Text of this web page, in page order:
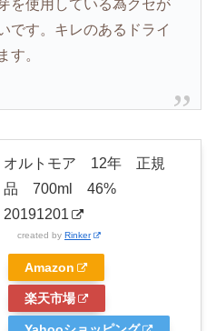
を使用している為クセが
です。キレのあるドライ
す。
オルトモア 12年 正規
品 700ml 46%
20191201
created by Rinker
Amazon
楽天市場